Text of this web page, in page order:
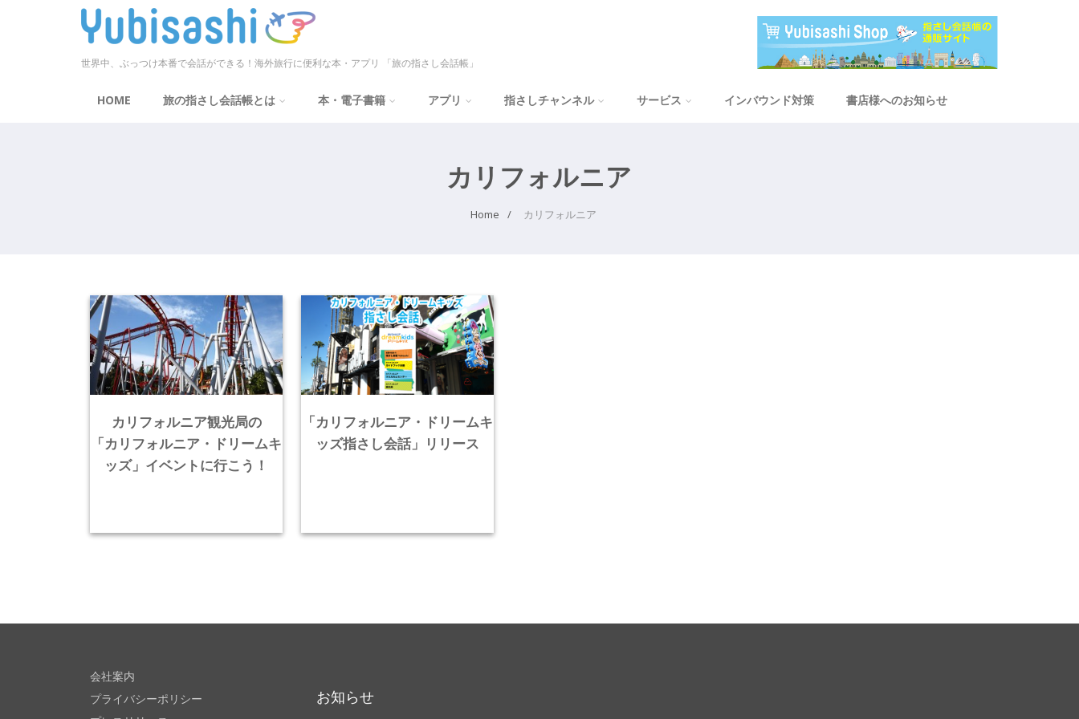
世界中、ぶっつけ本番で会話ができる！海外旅行に便利な本・アプリ 「旅の指さし会話帳」
HOME 旅の指さし会話帳とは 本・電子書籍 アプリ 指さしチャンネル サービス インバウンド対策 書店様へのお知らせ
カリフォルニア
Home カリフォルニア
カリフォルニア観光局の
「カリフォルニア・ドリームキ
ッズ」イベントに行こう！
「カリフォルニア・ドリームキ
ッズ指さし会話」リリース
会社案内
プライバシーポリシー
お知らせ